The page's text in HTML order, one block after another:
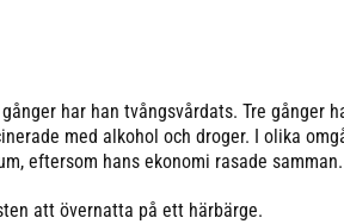
har han tvångsvårdats. Tre gånger
med alkohol och droger. I olika
eftersom hans ekonomi rasade samman.
att övernatta på ett härbärge.